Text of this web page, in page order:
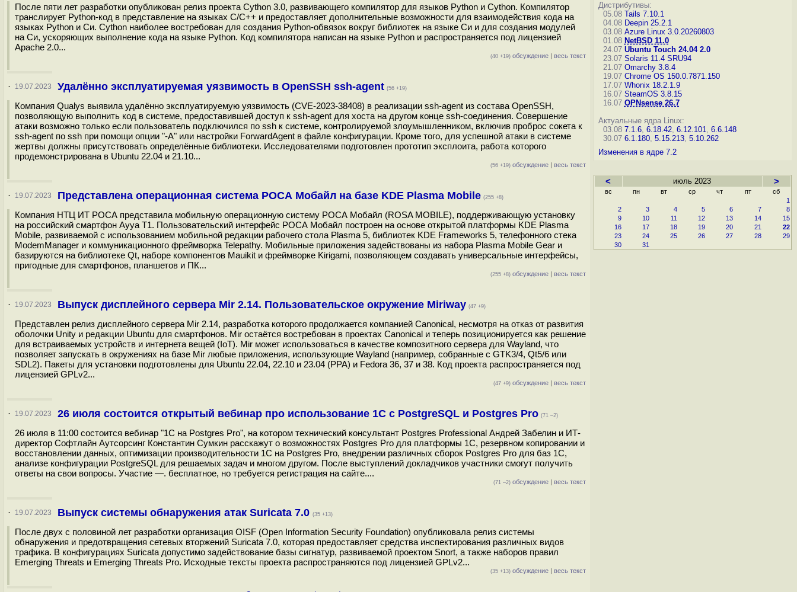
После пяти лет разработки опубликован релиз проекта Cython 3.0, развивающего компилятор для языков Python и Cython. Компилятор
транслирует Python-код в представление на языках C/C++ и предоставляет дополнительные возможности для взаимодействия кода на
языках Python и Си. Cython наиболее востребован для создания Python-обвязок вокруг библиотек на языке Си и для создания модулей
на Си, ускоряющих выполнение кода на языке Python. Код компилятора написан на языке Python и распространяется под лицензией
Apache 2.0...
(40 +19) обсуждение | весь текст
· 19.07.2023 Удалённо эксплуатируемая уязвимость в OpenSSH ssh-agent (56 +19)
Компания Qualys выявила удалённо эксплуатируемую уязвимость (CVE-2023-38408) в реализации ssh-agent из состава OpenSSH,
позволяющую выполнить код в системе, предоставившей доступ к ssh-agent для хоста на другом конце ssh-соединения. Совершение
атаки возможно только если пользователь подключился по ssh к системе, контролируемой злоумышленником, включив проброс сокета к
ssh-agent по ssh при помощи опции "-A" или настройки ForwardAgent в файле конфигурации. Кроме того, для успешной атаки в системе
жертвы должны присутствовать определённые библиотеки. Исследователями подготовлен прототип эксплоита, работа которого
продемонстрирована в Ubuntu 22.04 и 21.10...
(56 +19) обсуждение | весь текст
· 19.07.2023 Представлена операционная система РОСА Мобайл на базе KDE Plasma Mobile (255 +8)
Компания НТЦ ИТ РОСА представила мобильную операционную систему РОСА Мобайл (ROSA MOBILE), поддерживающую установку
на российский смартфон Ayya T1. Пользовательский интерфейс РОСА Мобайл построен на основе открытой платформы KDE Plasma
Mobile, развиваемой с использованием мобильной редакции рабочего стола Plasma 5, библиотек KDE Frameworks 5, телефонного стека
ModemManager и коммуникационного фреймворка Telepathy. Мобильные приложения задействованы из набора Plasma Mobile Gear и
базируются на библиотеке Qt, наборе компонентов Mauikit и фреймворке Kirigami, позволяющем создавать универсальные интерфейсы,
пригодные для смартфонов, планшетов и ПК...
(255 +8) обсуждение | весь текст
· 19.07.2023 Выпуск дисплейного сервера Mir 2.14. Пользовательское окружение Miriway (47 +9)
Представлен релиз дисплейного сервера Mir 2.14, разработка которого продолжается компанией Canonical, несмотря на отказ от развития
оболочки Unity и редакции Ubuntu для смартфонов. Mir остаётся востребован в проектах Canonical и теперь позиционируется как решение
для встраиваемых устройств и интернета вещей (IoT). Mir может использоваться в качестве композитного сервера для Wayland, что
позволяет запускать в окружениях на базе Mir любые приложения, использующие Wayland (например, собранные с GTK3/4, Qt5/6 или
SDL2). Пакеты для установки подготовлены для Ubuntu 22.04, 22.10 и 23.04 (PPA) и Fedora 36, 37 и 38. Код проекта распространяется под
лицензией GPLv2...
(47 +9) обсуждение | весь текст
· 19.07.2023 26 июля состоится открытый вебинар про использование 1С с PostgreSQL и Postgres Pro (71 –2)
26 июля в 11:00 состоится вебинар "1С на Postgres Pro", на котором технический консультант Postgres Professional Андрей Забелин и ИТ-
директор Софтлайн Аутсорсинг Константин Сумкин расскажут о возможностях Postgres Pro для платформы 1С, резервном копировании и
восстановлении данных, оптимизации производительности 1С на Postgres Pro, внедрении различных сборок Postgres Pro для баз 1С,
анализе конфигурации PostgreSQL для решаемых задач и многом другом. После выступлений докладчиков участники смогут получить
ответы на свои вопросы. Участие —. бесплатное, но требуется регистрация на сайте....
(71 –2) обсуждение | весь текст
· 19.07.2023 Выпуск системы обнаружения атак Suricata 7.0 (35 +13)
После двух с половиной лет разработки организация OISF (Open Information Security Foundation) опубликовала релиз системы
обнаружения и предотвращения сетевых вторжений Suricata 7.0, которая предоставляет средства инспектирования различных видов
трафика. В конфигурациях Suricata допустимо задействование базы сигнатур, развиваемой проектом Snort, а также наборов правил
Emerging Threats и Emerging Threats Pro. Исходные тексты проекта распространяются под лицензией GPLv2...
(35 +13) обсуждение | весь текст
Дистрибутивы:
05.08 Tails 7.10.1
04.08 Deepin 25.2.1
03.08 Azure Linux 3.0.20260803
01.08 NetBSD 11.0
24.07 Ubuntu Touch 24.04 2.0
23.07 Solaris 11.4 SRU94
21.07 Omarchy 3.8.4
19.07 Chrome OS 150.0.7871.150
17.07 Whonix 18.2.1.9
16.07 SteamOS 3.8.15
16.07 OPNsense 26.7
Актуальные ядра Linux:
03.08 7.1.6, 6.18.42, 6.12.101, 6.6.148
30.07 6.1.180, 5.15.213, 5.10.262
Изменения в ядре 7.2
< июль 2023 >
вс пн вт ср чт пт
сб
1
2
3 4 5 6 7
8
9
10 11 12 13 14
15
16
17 18 19 20 21
22
23
24 25 26 27 28
29
30
31